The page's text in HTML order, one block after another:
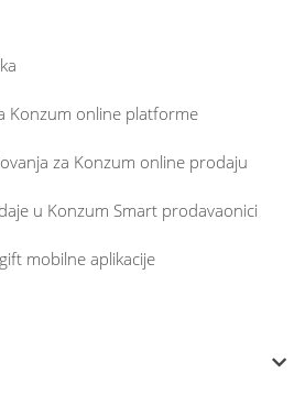
Konzum online platforme
za Konzum online prodaju
u Konzum Smart prodavaonici
mobilne aplikacije